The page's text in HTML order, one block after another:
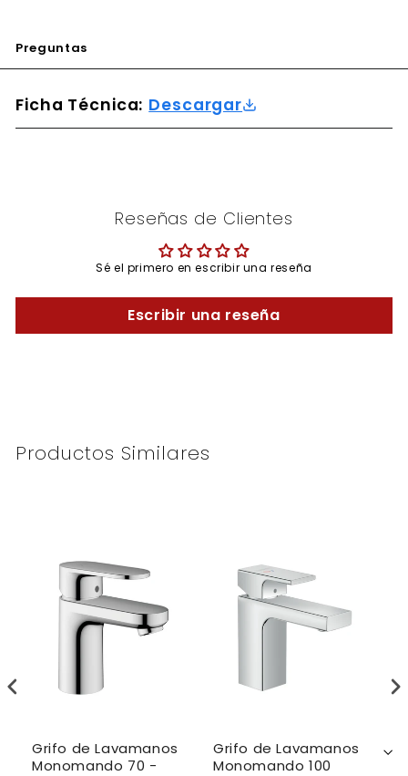
Preguntas
Ficha Técnica: Descargar
Reseñas de Clientes
Sé el primero en escribir una reseña
Escribir una reseña
Productos Similares
Grifo de Lavamanos
Monomando 70 -
Grifo de Lavamanos
Monomando 100